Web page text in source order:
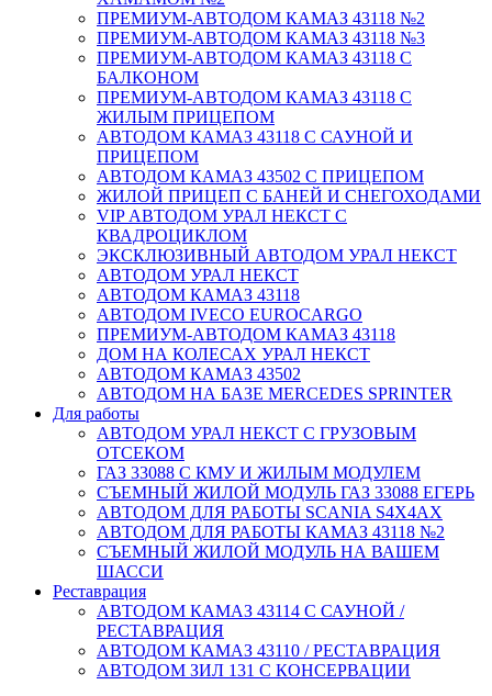
ПРЕМИУМ-АВТОДОМ КАМАЗ 43118 №2
ПРЕМИУМ-АВТОДОМ КАМАЗ 43118 №3
ПРЕМИУМ-АВТОДОМ КАМАЗ 43118 С
БАЛКОНОМ
ПРЕМИУМ-АВТОДОМ КАМАЗ 43118 С
ЖИЛЫМ ПРИЦЕПОМ
АВТОДОМ КАМАЗ 43118 С САУНОЙ И
ПРИЦЕПОМ
АВТОДОМ КАМАЗ 43502 С ПРИЦЕПОМ
ЖИЛОЙ ПРИЦЕП С БАНЕЙ И СНЕГОХОДАМИ
VIP АВТОДОМ УРАЛ НЕКСТ С
КВАДРОЦИКЛОМ
ЭКСКЛЮЗИВНЫЙ АВТОДОМ УРАЛ НЕКСТ
АВТОДОМ УРАЛ НЕКСТ
АВТОДОМ КАМАЗ 43118
АВТОДОМ IVECO EUROCARGO
ПРЕМИУМ-АВТОДОМ КАМАЗ 43118
ДОМ НА КОЛЕСАХ УРАЛ НЕКСТ
АВТОДОМ КАМАЗ 43502
АВТОДОМ НА БАЗЕ MERCEDES SPRINTER
Для работы
АВТОДОМ УРАЛ НЕКСТ С ГРУЗОВЫМ
ОТСЕКОМ
ГАЗ 33088 С КМУ И ЖИЛЫМ МОДУЛЕМ
СЪЕМНЫЙ ЖИЛОЙ МОДУЛЬ ГАЗ 33088 ЕГЕРЬ
АВТОДОМ ДЛЯ РАБОТЫ SCANIA S4X4AX
АВТОДОМ ДЛЯ РАБОТЫ КАМАЗ 43118 №2
СЪЕМНЫЙ ЖИЛОЙ МОДУЛЬ НА ВАШЕМ
ШАССИ
Реставрация
АВТОДОМ КАМАЗ 43114 С САУНОЙ /
РЕСТАВРАЦИЯ
АВТОДОМ КАМАЗ 43110 / РЕСТАВРАЦИЯ
АВТОДОМ ЗИЛ 131 С КОНСЕРВАЦИИ